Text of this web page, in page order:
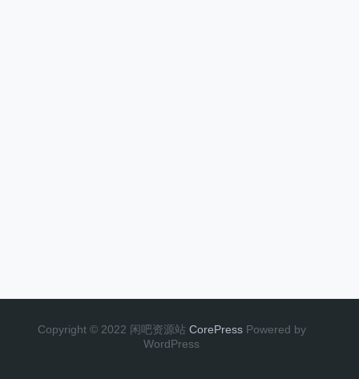
Copyright © 2022 闲吧资源站 CorePress Powered by
WordPress